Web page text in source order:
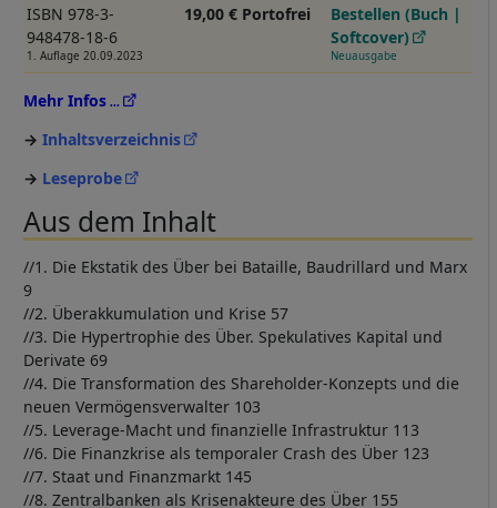
ISBN 978-3-
948478-18-6
1. Auflage 20.09.2023
19,00 € Portofrei
Bestellen (Buch |
Softcover)
Neuausgabe
Mehr Infos
Inhaltsverzeichnis
Leseprobe
Aus dem Inhalt
//1. Die Ekstatik des Über bei Bataille, Baudrillard und Marx
9
//2. Überakkumulation und Krise 57
//3. Die Hypertrophie des Über. Spekulatives Kapital und
Derivate 69
//4. Die Transformation des Shareholder-Konzepts und die
neuen Vermögensverwalter 103
//5. Leverage-Macht und finanzielle Infrastruktur 113
//6. Die Finanzkrise als temporaler Crash des Über 123
//7. Staat und Finanzmarkt 145
//8. Zentralbanken als Krisenakteure des Über 155